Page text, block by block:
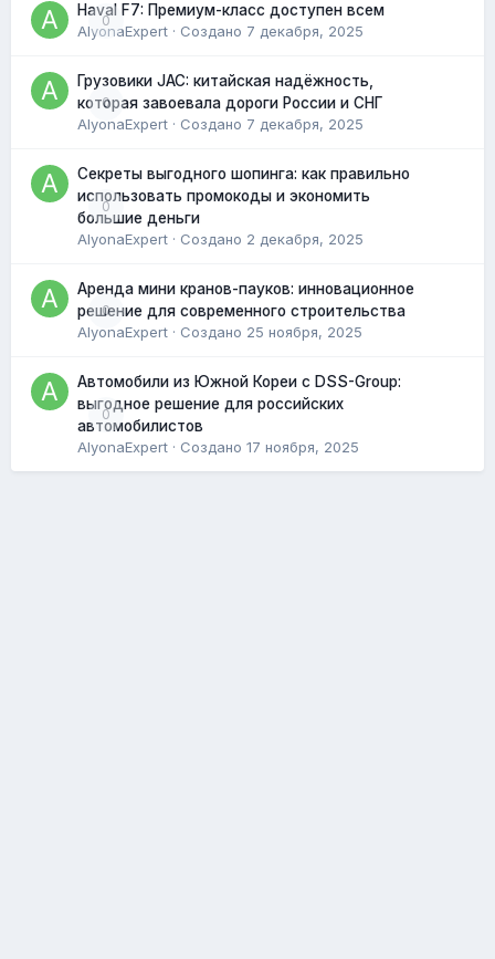
0
Haval F7: Премиум-класс доступен всем
AlyonaExpert · Создано 7 декабря, 2025
0
Грузовики JAC: китайская надёжность,
которая завоевала дороги России и СНГ
AlyonaExpert · Создано 7 декабря, 2025
0
Секреты выгодного шопинга: как правильно
использовать промокоды и экономить
большие деньги
AlyonaExpert · Создано 2 декабря, 2025
0
Аренда мини кранов-пауков: инновационное
решение для современного строительства
AlyonaExpert · Создано 25 ноября, 2025
0
Автомобили из Южной Кореи с DSS-Group:
выгодное решение для российских
автомобилистов
AlyonaExpert · Создано 17 ноября, 2025